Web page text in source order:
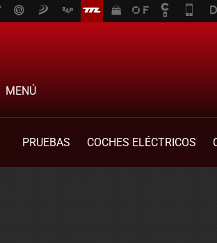
MENÚ
PRUEBAS COCHES ELÉCTRICOS